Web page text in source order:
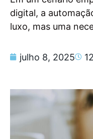
digital, a
luxo, mas uma
julho 8, 2025